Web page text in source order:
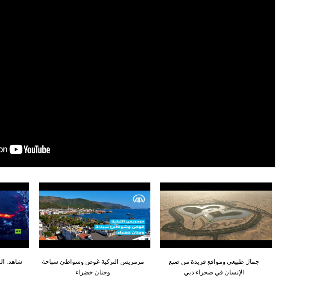
جمال طبيعي ومواقع فريدة من صنع
الإنسان في صحراء دبي
مرمريس التركية غوص وشواطئ سباحة
وجنان خضراء
شاهد: